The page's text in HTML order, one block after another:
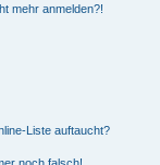
mehr anmelden?!
Liste auftaucht?